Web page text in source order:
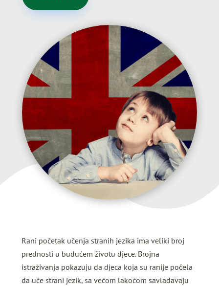
Rani početak učenja stranih jezika ima veliki broj
prednosti u budućem životu djece. Brojna
istraživanja pokazuju da djeca koja su ranije počela
da uče strani jezik, sa većom lakoćom savladavaju